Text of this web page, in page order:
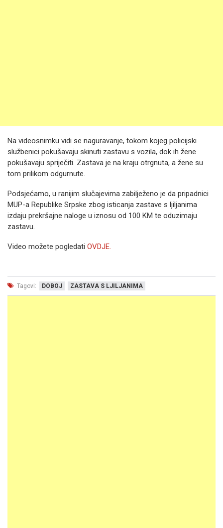
Na videosnimku vidi se naguravanje, tokom kojeg policijski
službenici pokušavaju skinuti zastavu s vozila, dok ih žene
pokušavaju spriječiti. Zastava je na kraju otrgnuta, a žene su
tom prilikom odgurnute.
Podsjećamo, u ranijim slučajevima zabilježeno je da pripadnici
MUP-a Republike Srpske zbog isticanja zastave s ljiljanima
izdaju prekršajne naloge u iznosu od 100 KM te oduzimaju
zastavu.
Video možete pogledati OVDJE.
Tagovi: DOBOJ ZASTAVA S LJILJANIMA